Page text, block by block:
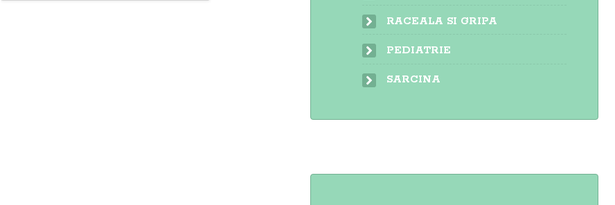
RACEALA SI GRIPA
PEDIATRIE
SARCINA